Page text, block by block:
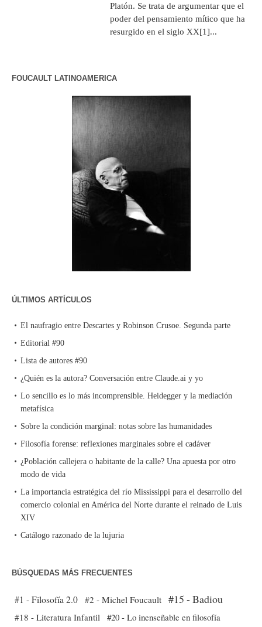
Platón. Se trata de argumentar que el
poder del pensamiento mítico que ha
resurgido en el siglo XX[1]...
FOUCAULT LATINOAMERICA
ÚLTIMOS ARTÍCULOS
El naufragio entre Descartes y Robinson Crusoe. Segunda parte
Editorial #90
Lista de autores #90
¿Quién es la autora? Conversación entre Claude.ai y yo
Lo sencillo es lo más incomprensible. Heidegger y la mediación
metafísica
Sobre la condición marginal: notas sobre las humanidades
Filosofía forense: reflexiones marginales sobre el cadáver
¿Población callejera o habitante de la calle? Una apuesta por otro
modo de vida
La importancia estratégica del río Mississippi para el desarrollo del
comercio colonial en América del Norte durante el reinado de Luis
XIV
Catálogo razonado de la lujuria
BÚSQUEDAS MÁS FRECUENTES
#1 - Filosofía 2.0 #2 - Michel Foucault #15 - Badiou
#18 - Literatura Infantil #20 - Lo inenseñable en filosofía